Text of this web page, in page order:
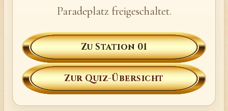
Paradeplatz freigeschaltet.
Zu Station 01
Zur Quiz-Übersicht